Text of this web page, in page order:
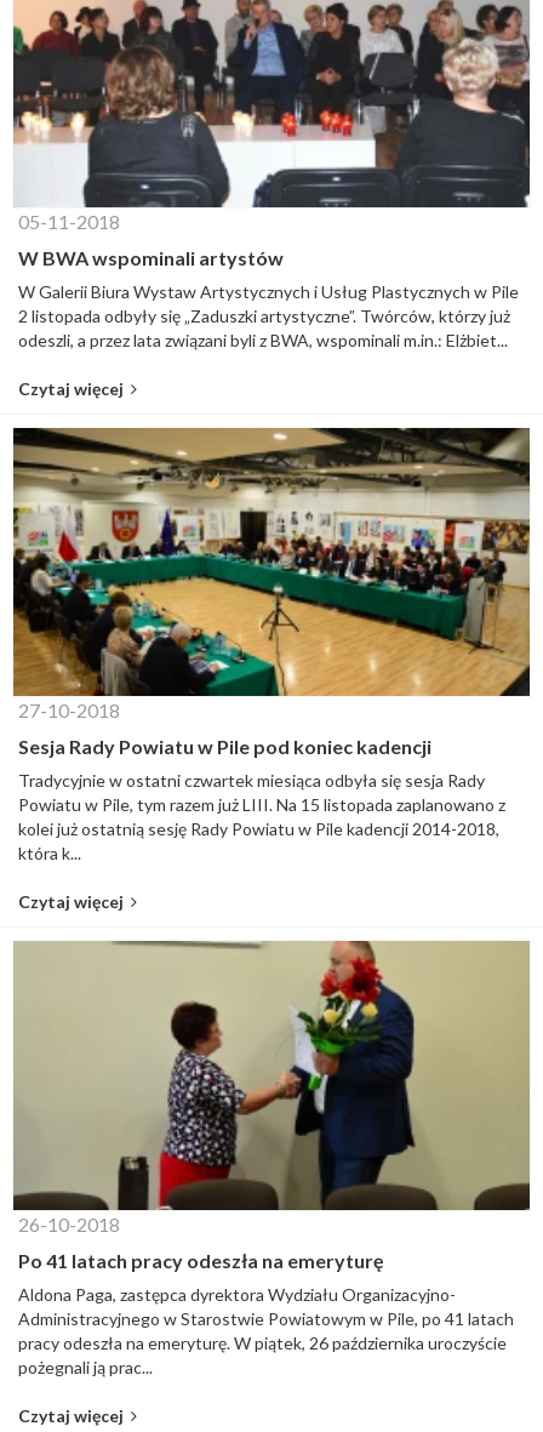
05-11-2018
W BWA wspominali artystów
W Galerii Biura Wystaw Artystycznych i Usług Plastycznych w Pile
2 listopada odbyły się „Zaduszki artystyczne”. Twórców, którzy już
odeszli, a przez lata związani byli z BWA, wspominali m.in.: Elżbiet...
Czytaj więcej
27-10-2018
Sesja Rady Powiatu w Pile pod koniec kadencji
Tradycyjnie w ostatni czwartek miesiąca odbyła się sesja Rady
Powiatu w Pile, tym razem już LIII. Na 15 listopada zaplanowano z
kolei już ostatnią sesję Rady Powiatu w Pile kadencji 2014-2018,
która k...
Czytaj więcej
26-10-2018
Po 41 latach pracy odeszła na emeryturę
Aldona Paga, zastępca dyrektora Wydziału Organizacyjno-
Administracyjnego w Starostwie Powiatowym w Pile, po 41 latach
pracy odeszła na emeryturę. W piątek, 26 października uroczyście
pożegnali ją prac...
Czytaj więcej